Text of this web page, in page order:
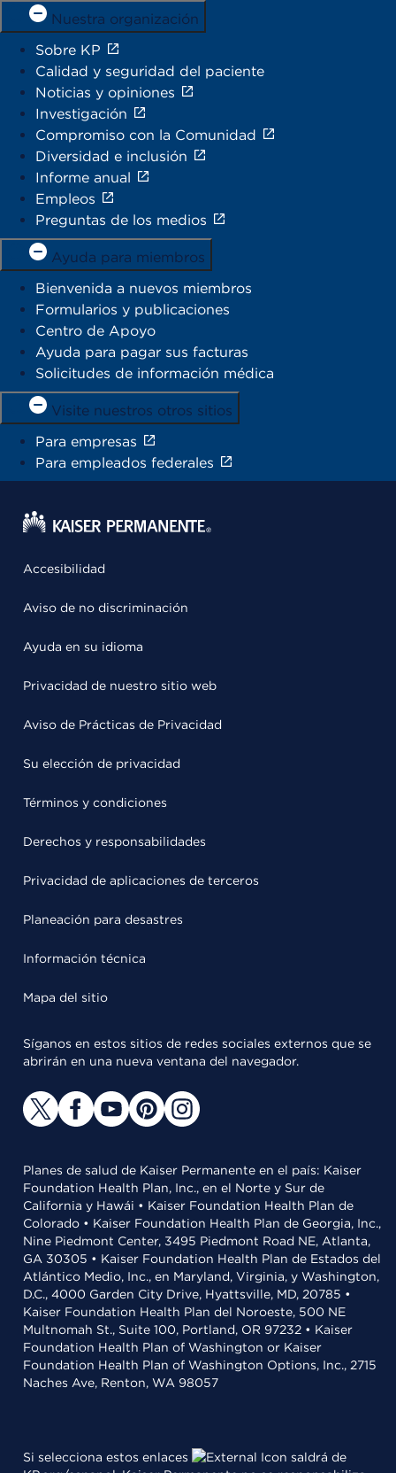
Nuestra organización
Sobre KP
Calidad y seguridad del paciente
Noticias y opiniones
Investigación
Compromiso con la Comunidad
Diversidad e inclusión
Informe anual
Empleos
Preguntas de los medios
Ayuda para miembros
Bienvenida a nuevos miembros
Formularios y publicaciones
Centro de Apoyo
Ayuda para pagar sus facturas
Solicitudes de información médica
Visite nuestros otros sitios
Para empresas
Para empleados federales
Accesibilidad
Aviso de no discriminación
Ayuda en su idioma
Privacidad de nuestro sitio web
Aviso de Prácticas de Privacidad
Su elección de privacidad
Términos y condiciones
Derechos y responsabilidades
Privacidad de aplicaciones de terceros
Planeación para desastres
Información técnica
Mapa del sitio
Síganos en estos sitios de redes sociales externos que se
abrirán en una nueva ventana del navegador.
Planes de salud de Kaiser Permanente en el país: Kaiser
Foundation Health Plan, Inc., en el Norte y Sur de
California y Hawái • Kaiser Foundation Health Plan de
Colorado • Kaiser Foundation Health Plan de Georgia, Inc.,
Nine Piedmont Center, 3495 Piedmont Road NE, Atlanta,
GA 30305 • Kaiser Foundation Health Plan de Estados del
Atlántico Medio, Inc., en Maryland, Virginia, y Washington,
D.C., 4000 Garden City Drive, Hyattsville, MD, 20785 •
Kaiser Foundation Health Plan del Noroeste, 500 NE
Multnomah St., Suite 100, Portland, OR 97232 • Kaiser
Foundation Health Plan of Washington or Kaiser
Foundation Health Plan of Washington Options, Inc., 2715
Naches Ave, Renton, WA 98057
Si selecciona estos enlaces
saldrá de